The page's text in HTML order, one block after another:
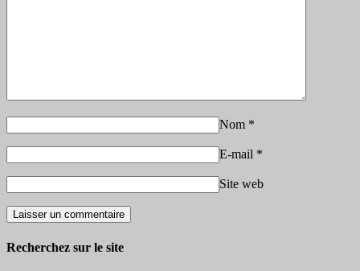
Nom *
E-mail *
Site web
Recherchez sur le site